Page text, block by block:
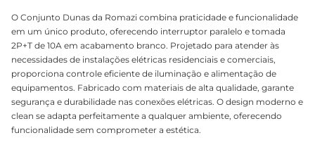
O Conjunto Dunas da Romazi combina praticidade e funcionalidade
em um único produto, oferecendo interruptor paralelo e tomada
2P+T de 10A em acabamento branco. Projetado para atender às
necessidades de instalações elétricas residenciais e comerciais,
proporciona controle eficiente de iluminação e alimentação de
equipamentos. Fabricado com materiais de alta qualidade, garante
segurança e durabilidade nas conexões elétricas. O design moderno e
clean se adapta perfeitamente a qualquer ambiente, oferecendo
funcionalidade sem comprometer a estética.